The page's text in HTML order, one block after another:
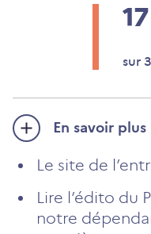
17
sur
En savoir plus
Le site de
Lire l’édito du
notre